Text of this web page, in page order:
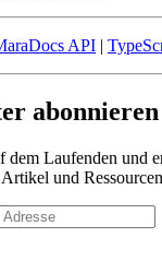
API |
abonnieren
dem Laufenden und
und